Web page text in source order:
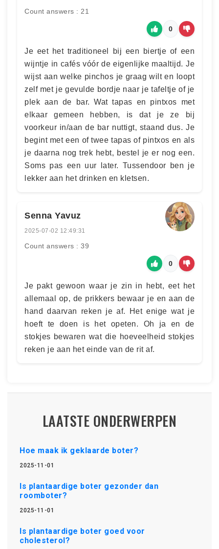
Count answers : 21
0
Je eet het traditioneel bij een biertje of een
wijntje in cafés vóór de eigenlijke maaltijd. Je
wijst aan welke pinchos je graag wilt en loopt
zelf met je gevulde bordje naar je tafeltje of je
plek aan de bar. Wat tapas en pintxos met
elkaar gemeen hebben, is dat je ze bij
voorkeur in/aan de bar nuttigt, staand dus. Je
begint met een of twee tapas of pintxos en als
je daarna nog trek hebt, bestel je er nog een.
Soms pas een uur later. Tussendoor ben je
lekker aan het drinken en kletsen.
Senna Yavuz
2025-07-02 12:49:31
Count answers : 39
0
Je pakt gewoon waar je zin in hebt, eet het
allemaal op, de prikkers bewaar je en aan de
hand daarvan reken je af. Het enige wat je
hoeft te doen is het opeten. Oh ja en de
stokjes bewaren wat die hoeveelheid stokjes
reken je aan het einde van de rit af.
LAATSTE ONDERWERPEN
Hoe maak ik geklaarde boter?
2025-11-01
Is plantaardige boter gezonder dan
roomboter?
2025-11-01
Is plantaardige boter goed voor
cholesterol?